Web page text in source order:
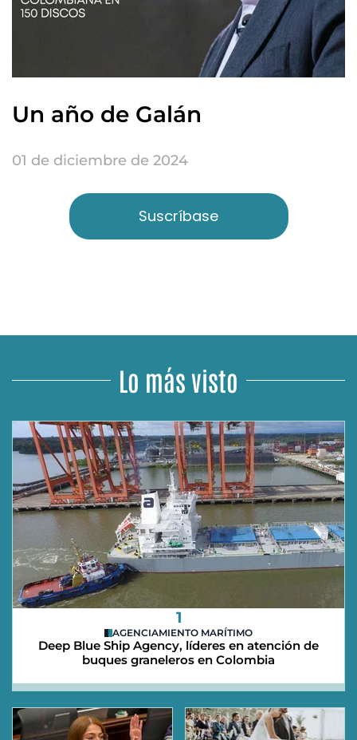
Un año de Galán
01 de diciembre de 2024
Suscríbase
Lo más visto
1
AGENCIAMIENTO MARÍTIMO
Deep Blue Ship Agency, líderes en atención de
buques graneleros en Colombia